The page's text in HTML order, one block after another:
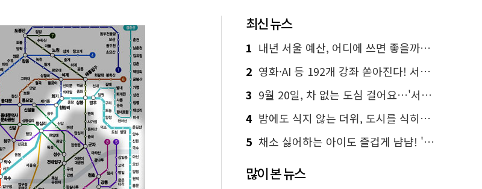
하
기
하
최신 뉴스
1 내년 서울 예산, 어디에 쓰면 좋을까요? 온라인 투표
2 영화·AI 등 192개 강좌 쏟아진다! 서울시민대학 선착순 신청
3 9월 20일, 차 없는 도심 걸어요…'서울 걷자 페스티벌' 선착순 5천명
4 밤에도 식지 않는 더위, 도시를 식히는 시원한 해법은?
5 채소 싫어하는 아이도 즐겁게 냠냠! '찾아가는 서울시 식생활 교육' 현장
많이 본 뉴스